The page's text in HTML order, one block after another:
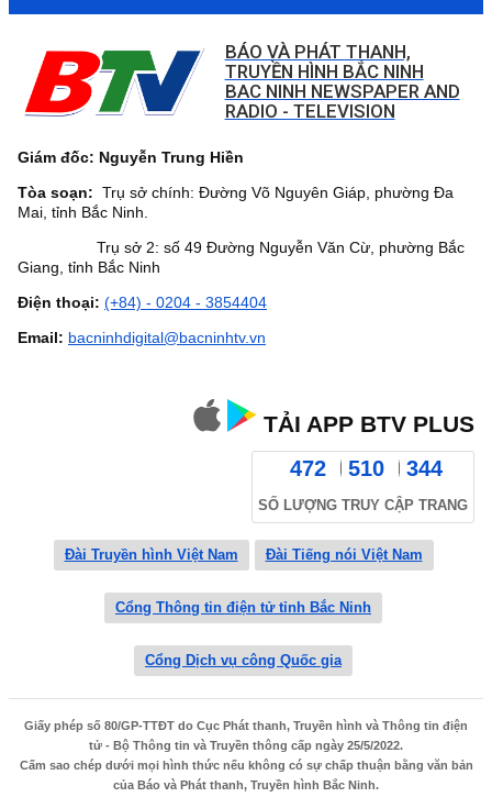
BÁO VÀ PHÁT THANH,
TRUYỀN HÌNH BẮC NINH
BAC NINH NEWSPAPER AND
RADIO - TELEVISION
Giám đốc: Nguyễn Trung Hiền
Tòa soạn: Trụ sở chính: Đường Võ Nguyên Giáp, phường Đa
Mai, tỉnh Bắc Ninh.
Trụ sở 2: số 49 Đường Nguyễn Văn Cừ, phường Bắc
Giang, tỉnh Bắc Ninh
Điện thoại: (+84) - 0204 - 3854404
Email: bacninhdigital@bacninhtv.vn
TẢI APP BTV PLUS
472 510 344
SỐ LƯỢNG TRUY CẬP TRANG
Đài Truyền hình Việt Nam Đài Tiếng nói Việt Nam
Cổng Thông tin điện tử tỉnh Bắc Ninh
Cổng Dịch vụ công Quốc gia
Giấy phép số 80/GP-TTĐT do Cục Phát thanh, Truyền hình và Thông tin điện
tử - Bộ Thông tin và Truyền thông cấp ngày 25/5/2022.
Cấm sao chép dưới mọi hình thức nếu không có sự chấp thuận bằng văn bản
của Báo và Phát thanh, Truyền hình Bắc Ninh.